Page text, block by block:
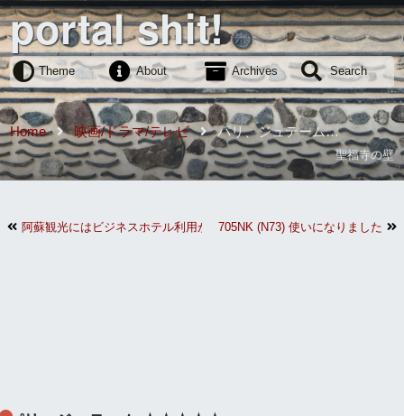
portal shit!
Theme About Archives Search
Home 映画/ドラマ/テレビ
パリ、ジュテーム
★★★★★
聖福寺の壁
阿蘇観光にはビジネスホテル利用が最適？705NK (N73) 使いになりました